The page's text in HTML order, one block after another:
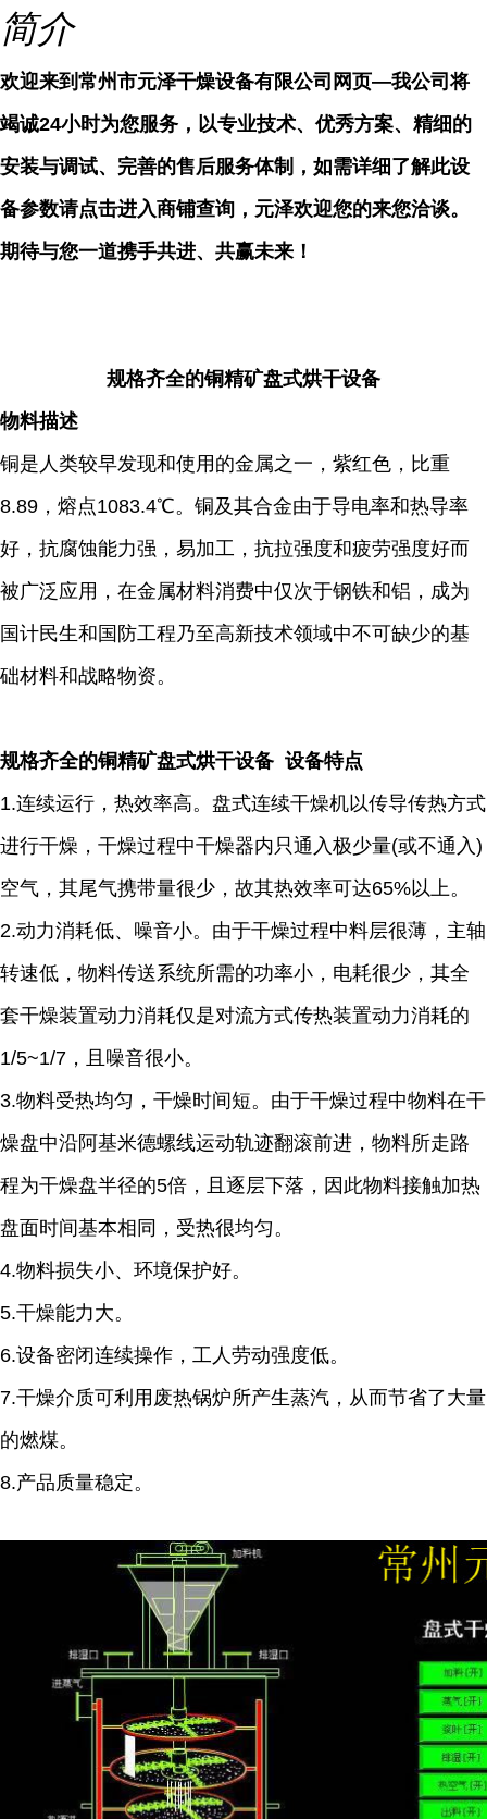
简介
欢迎来到常州市元泽干燥设备有限公司网页—我公司将
竭诚24小时为您服务，以专业技术、优秀方案、精细的
安装与调试、完善的售后服务体制，如需详细了解此设
备参数请点击进入商铺查询，元泽欢迎您的来您洽谈。
期待与您一道携手共进、共赢未来！
规格齐全的铜精矿盘式烘干设备
物料描述
铜是人类较早发现和使用的金属之一，紫红色，比重
8.89，熔点1083.4℃。铜及其合金由于导电率和热导率
好，抗腐蚀能力强，易加工，抗拉强度和疲劳强度好而
被广泛应用，在金属材料消费中仅次于钢铁和铝，成为
国计民生和国防工程乃至高新技术领域中不可缺少的基
础材料和战略物资。
规格齐全的铜精矿盘式烘干设备 设备特点
1.连续运行，热效率高。盘式连续干燥机以传导传热方式
进行干燥，干燥过程中干燥器内只通入极少量(或不通入)
空气，其尾气携带量很少，故其热效率可达65%以上。
2.动力消耗低、噪音小。由于干燥过程中料层很薄，主轴
转速低，物料传送系统所需的功率小，电耗很少，其全
套干燥装置动力消耗仅是对流方式传热装置动力消耗的
1/5~1/7，且噪音很小。
3.物料受热均匀，干燥时间短。由于干燥过程中物料在干
燥盘中沿阿基米德螺线运动轨迹翻滚前进，物料所走路
程为干燥盘半径的5倍，且逐层下落，因此物料接触加热
盘面时间基本相同，受热很均匀。
4.物料损失小、环境保护好。
5.干燥能力大。
6.设备密闭连续操作，工人劳动强度低。
7.干燥介质可利用废热锅炉所产生蒸汽，从而节省了大量
的燃煤。
8.产品质量稳定。